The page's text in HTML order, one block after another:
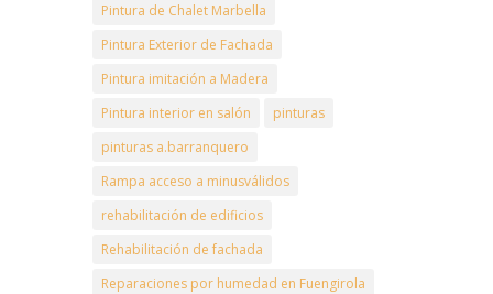
Pintura de Chalet Marbella
Pintura Exterior de Fachada
Pintura imitación a Madera
Pintura interior en salón
pinturas
pinturas a.barranquero
Rampa acceso a minusválidos
rehabilitación de edificios
Rehabilitación de fachada
Reparaciones por humedad en Fuengirola